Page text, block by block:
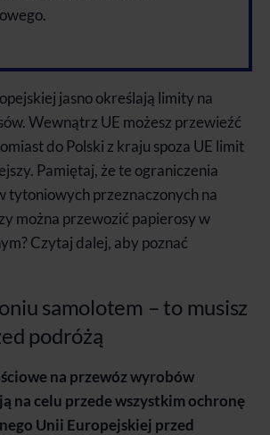
jasno określają limity na
Wewnątrz UE możesz przewieźć
do Polski z kraju spoza UE limit
Pamiętaj, że te ograniczenia
tytoniowych przeznaczonych na
można przewozić papierosy w
Czytaj dalej, aby poznać
samolotem – to musisz
podróżą
na przewóz wyrobów
na celu przede wszystkim ochronę
Unii Europejskiej przed